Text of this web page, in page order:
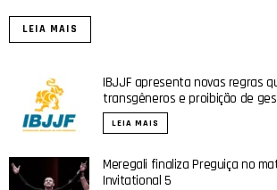
LEIA MAIS
IBJJF apresenta novas regras
transgêneros e proibição de
LEIA MAIS
Meregali finaliza Preguiça no
Invitational 5